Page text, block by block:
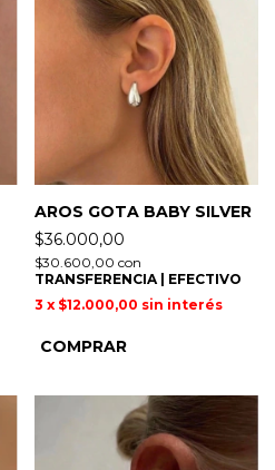
AROS GOTA BABY SILVER
$36.000,00
$30.600,00 con
TRANSFERENCIA | EFECTIVO
3 x $12.000,00 sin interés